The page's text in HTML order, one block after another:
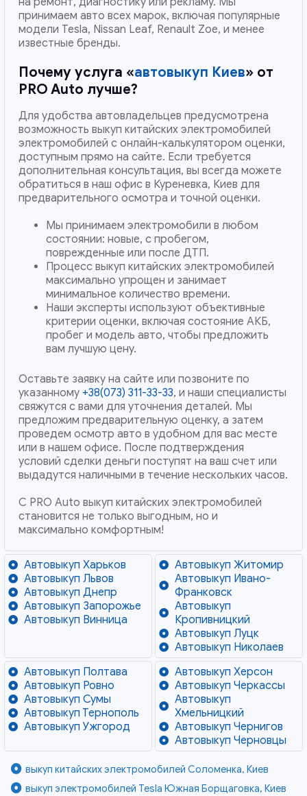
принимаем авто всех марок, включая популярные
модели Tesla, Nissan Leaf, Renault Zoe, и менее
известные бренды.
Почему услуга «автовыкуп Киев» от
PRO Auto лучше?
Для удобства автовладельцев предусмотрена
возможность выкуп китайских электромобилей
электромобилей с онлайн-калькулятором оценки,
доступным прямо на сайте. Если требуется
дополнительная консультация, вы всегда можете
обратиться в наш офис в Куреневка, Киев для
предварительного осмотра и точной оценки.
Мы принимаем электромобили в любом
состоянии: новые, с пробегом,
поврежденные или после ДТП.
Процесс выкуп китайских электромобилей
максимально упрощен и занимает
минимальное количество времени.
Наши эксперты используют объективные
критерии оценки, включая состояние АКБ,
пробег и модель авто, чтобы предложить
вам лучшую цену.
Оставьте заявку на сайте или позвоните по
указанному +38(073) 311-33-33, и наши специалисты
свяжутся с вами для уточнения деталей. Мы
предложим предварительную оценку, а затем
проведем осмотр авто в удобном для вас месте
или в нашем офисе. После подтверждения
условий сделки деньги поступят на ваш счет или
выдадутся наличными в течение нескольких часов.
С PRO Auto выкуп китайских электромобилей
становится не только выгодным, но и
максимально комфортным!
Автовыкуп Харьков
Автовыкуп Львов
Автовыкуп Днепр
Автовыкуп Запорожье
Автовыкуп Винница
Автовыкуп Житомир
Автовыкуп Ивано-
Франковск
Автовыкуп
Кропивницкий
Автовыкуп Луцк
Автовыкуп Николаев
Автовыкуп Полтава
Автовыкуп Ровно
Автовыкуп Сумы
Автовыкуп Тернополь
Автовыкуп Ужгород
Автовыкуп Херсон
Автовыкуп Черкассы
Автовыкуп
Хмельницкий
Автовыкуп Чернигов
Автовыкуп Черновцы
выкуп китайских электромобилей Соломенка, Киев
выкуп электромобилей Tesla Южная Борщаговка, Киев